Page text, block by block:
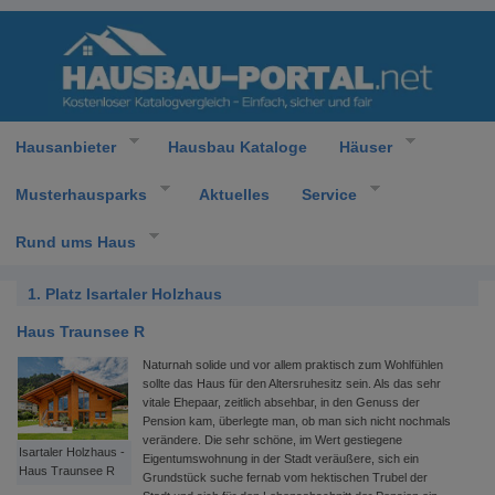
Hausanbieter Hausbau Kataloge Häuser
Musterhausparks Aktuelles Service
Rund ums Haus
1. Platz Isartaler Holzhaus
Haus Traunsee R
Isartaler Holzhaus -
Haus Traunsee R
Naturnah solide und vor allem praktisch zum Wohlfühlen
sollte das Haus für den Altersruhesitz sein. Als das sehr
vitale Ehepaar, zeitlich absehbar, in den Genuss der
Pension kam, überlegte man, ob man sich nicht nochmals
verändere. Die sehr schöne, im Wert gestiegene
Eigentumswohnung in der Stadt veräußere, sich ein
Grundstück suche fernab vom hektischen Trubel der